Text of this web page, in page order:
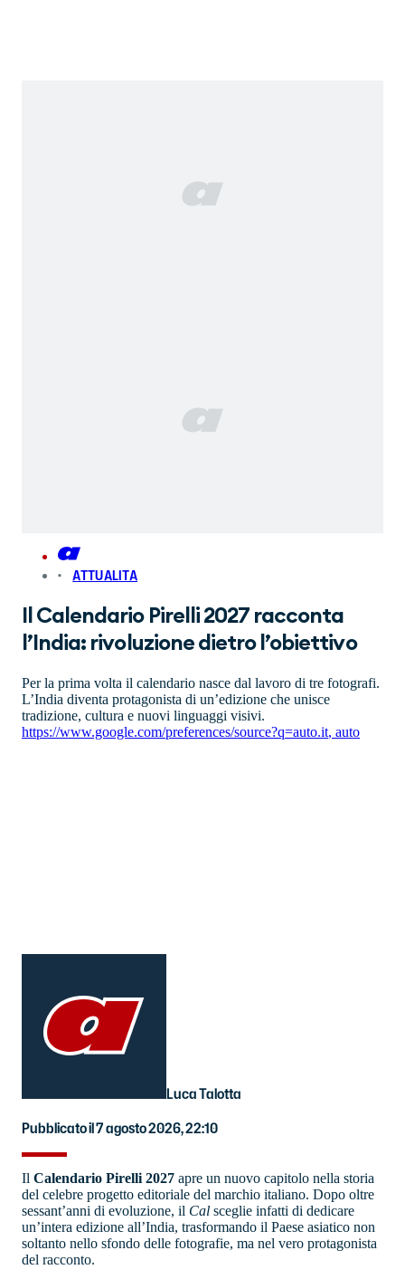
ATTUALITA
Il Calendario Pirelli 2027 racconta
l’India: rivoluzione dietro l’obiettivo
Per la prima volta il calendario nasce dal lavoro di tre fotografi.
L’India diventa protagonista di un’edizione che unisce
tradizione, cultura e nuovi linguaggi visivi.
https://www.google.com/preferences/source?q=auto.it, auto
Luca Talotta
Pubblicato il 7 agosto 2026, 22:10
Il Calendario Pirelli 2027 apre un nuovo capitolo nella storia
del celebre progetto editoriale del marchio italiano. Dopo oltre
sessant’anni di evoluzione, il Cal sceglie infatti di dedicare
un’intera edizione all’India, trasformando il Paese asiatico non
soltanto nello sfondo delle fotografie, ma nel vero protagonista
del racconto.